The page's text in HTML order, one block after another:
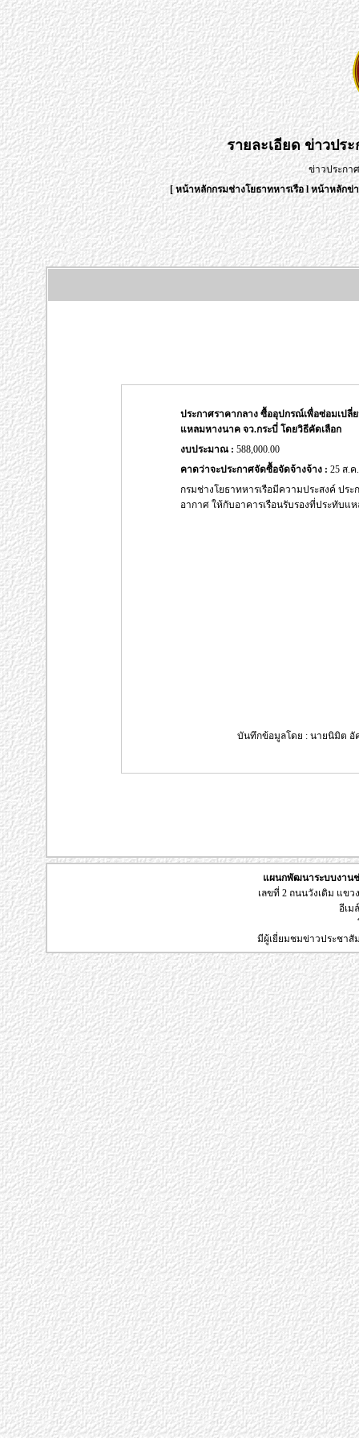
รายละเอียดข่าวปร
ข่าวประกา
[หน้าหลักกรมช่างโยธาทหารเรือlหน้าหลักข่
ประกาศราคากลาง ซื้ออุปกรณ์เพื่อซ่อมเปลี่
แหลมหางนาค จว.กระบี่ โดยวิธีคัดเลือก
งบประมาณ : 588,000.00
คาดว่าจะประกาศจัดซื้อจัดจ้างจ้าง : 25 ส.ค
กรมช่างโยธาทหารเรือมีความประสงค์ ปร
อากาศ ให้กับอาคารเรือนรับรองที่ประทับแ
บันทึกข้อมูลโดย : นายนิมิต อัค
แผนกพัฒนาระบบงานช่
เลขที่ 2 ถนนวังเดิม แขว
อีเม
มีผู้เยี่ยมชมข่าวประชา